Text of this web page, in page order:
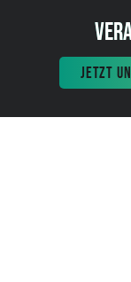
JETZT